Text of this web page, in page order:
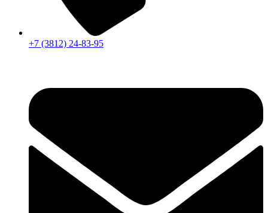
+7 (3812) 24-83-95